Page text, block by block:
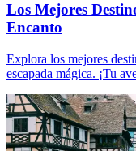
Los Mejores
Encanto
Explora los mejores
escapada mágica. ¡Tu